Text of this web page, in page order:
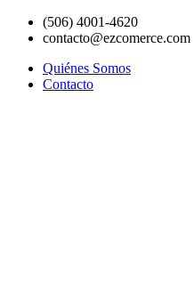
(506) 4001-4620
contacto@ezcomerce.com
Quiénes Somos
Contacto